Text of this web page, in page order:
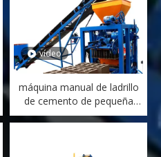
vídeo
máquina manual de ladrillo
de cemento de pequeña
escala Máquina de moldeo